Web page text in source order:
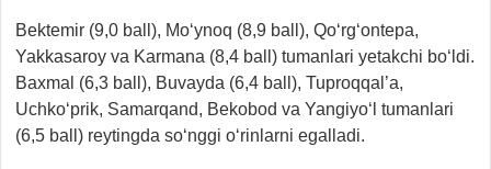
Bektemir (9,0 ball), Mo‘ynoq (8,9 ball), Qo‘rg‘ontepa,
Yakkasaroy va Karmana (8,4 ball) tumanlari yetakchi bo‘ldi.
Baxmal (6,3 ball), Buvayda (6,4 ball), Tuproqqal’a,
Uchko‘prik, Samarqand, Bekobod va Yangiyo‘l tumanlari
(6,5 ball) reytingda so‘nggi o‘rinlarni egalladi.